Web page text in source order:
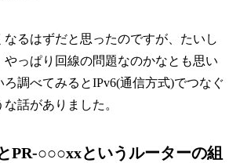
なるはずだと思ったのですが、たいし
やっぱり回線の問題なのかなとも思い
ろ調べてみるとIPv6(通信方式)でつなぐ
話がありました。
PR-○○○xxというルーターの組